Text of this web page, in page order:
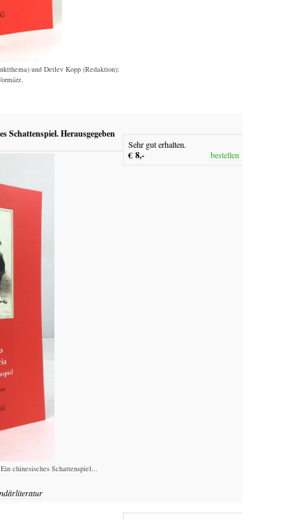
und Detlev Kopp (Redaktion):
Schattenspiel. Herausgegeben
chinesisches Schattenspiel...
Sehr gut erhalten.
€ 8,- bestellen